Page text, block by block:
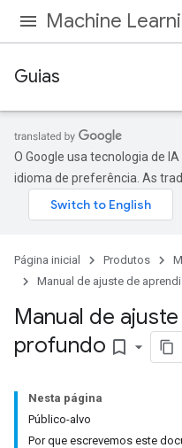
Machine
Guias
O Google usa tecnologia de
idioma de preferência. As
Página inicial Produtos
Manual de ajuste de
Manual de
profundo bookmark_border
Nesta página
Público-alvo
Por que escrevemos este